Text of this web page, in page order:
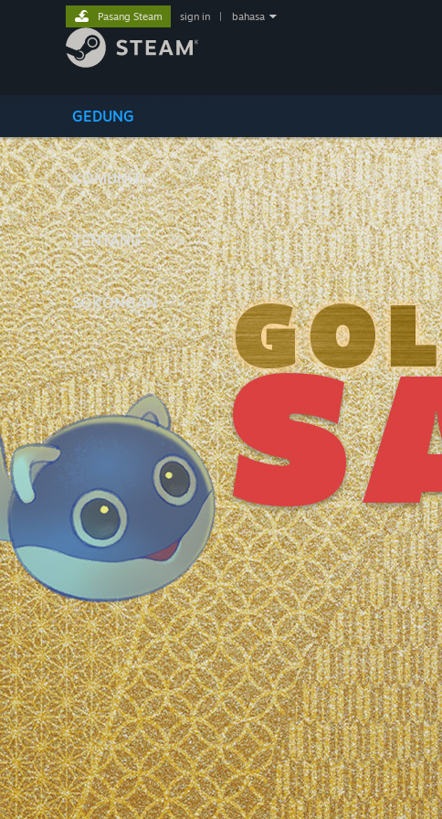
GEDUNG
KOMUNITI
TENTANG
SOKONGAN
Pasang Steam sign in bahasa